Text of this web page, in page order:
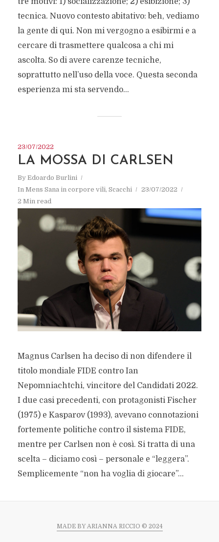
tecnica. Nuovo contesto abitativo: beh, vediamo
la gente di qui. Non mi vergogno a esibirmi e a
cercare di trasmettere qualcosa a chi mi
ascolta. So di avere carenze tecniche,
soprattutto nell’uso della voce. Questa seconda
esperienza mi sta servendo...
23/07/2022
LA MOSSA DI CARLSEN
By Edoardo Burlini
In Mens Sana in corpore vili, Scacchi
23/07/2022
2 Min read
Magnus Carlsen ha deciso di non difendere il
titolo mondiale FIDE contro Ian
Nepomniachtchi, vincitore del Candidati 2022.
I due casi precedenti, con protagonisti Fischer
(1975) e Kasparov (1993), avevano connotazioni
fortemente politiche contro il sistema FIDE,
mentre per Carlsen non è così. Si tratta di una
scelta – diciamo così – personale e “leggera”.
Semplicemente “non ha voglia di giocare”...
MADE BY ARIANNA RICCIO © 2024